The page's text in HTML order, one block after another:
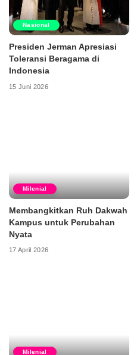
Nasional
Presiden Jerman Apresiasi
Toleransi Beragama di
Indonesia
15 Juni 2026
Milenial
Membangkitkan Ruh Dakwah
Kampus untuk Perubahan
Nyata
17 April 2026
Milenial